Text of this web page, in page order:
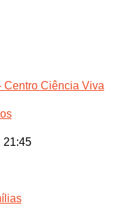
Centro Ciência Viva
21:45